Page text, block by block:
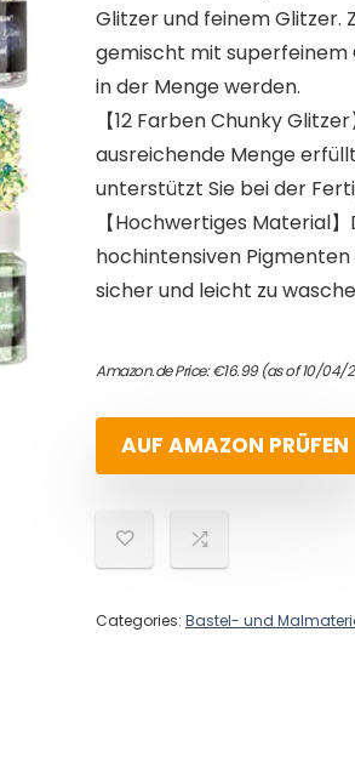
Glitzer und feinem Glitzer.
gemischt mit superfeinem
in der Menge werden.
【12 Farben Chunky
ausreichende Menge
unterstützt Sie bei der
【Hochwertiges Material
hochintensiven
sicher und leicht zu
Amazon.de Price:€16.99(as of 10/04/
AUF AMAZON PRÜFEN
Categories: Bastel- und